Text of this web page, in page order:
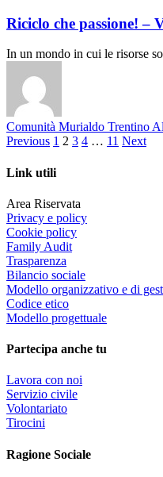
Riciclo che passione! –
In un mondo in cui le risorse
Comunità Murialdo Trentino
Previous 1 2 3 4 … 11 Next
Link utili
Area Riservata
Privacy e policy
Cookie policy
Family Audit
Trasparenza
Bilancio sociale
Modello organizzativo e di
Codice etico
Modello progettuale
Partecipa anche tu
Lavora con noi
Servizio civile
Volontariato
Tirocini
Ragione Sociale